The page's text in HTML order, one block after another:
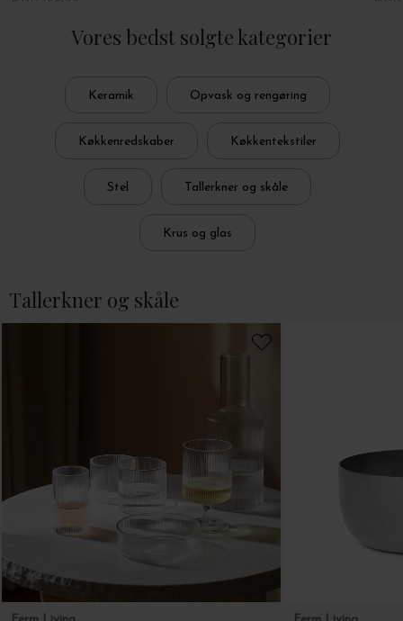
Vores bedst solgte kategorier
Keramik Opvask og rengøring
Køkkenredskaber Køkkentekstiler
Stel Tallerkner og skåle
Krus og glas
Tallerkner og skåle